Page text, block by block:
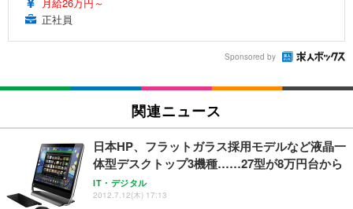
正社員
Sponsored by
関連ニュース
日本HP、フラットガラス採用モデルなど液晶一
体型デスクトップ3機種……27型が8万円台から
IT・デジタル
2012.7.12(木) 17:13